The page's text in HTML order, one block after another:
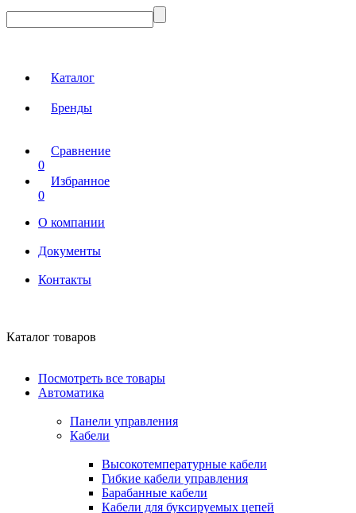
Каталог
Бренды
Сравнение
0
Избранное
0
О компании
Документы
Контакты
Каталог товаров
Посмотреть все товары
Автоматика
Панели управления
Кабели
Высокотемпературные кабели
Гибкие кабели управления
Барабанные кабели
Кабели для буксируемых цепей